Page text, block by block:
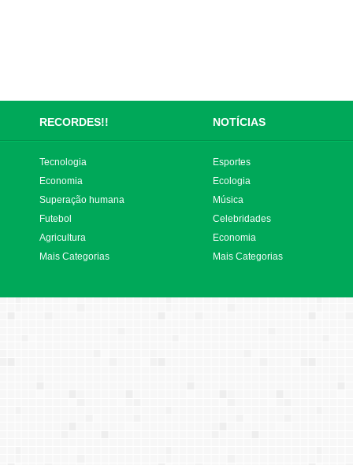
RECORDES!! NOTÍCIAS
Tecnologia
Economia
Superação humana
Futebol
Agricultura
Mais Categorias
Esportes
Ecologia
Música
Celebridades
Economia
Mais Categorias